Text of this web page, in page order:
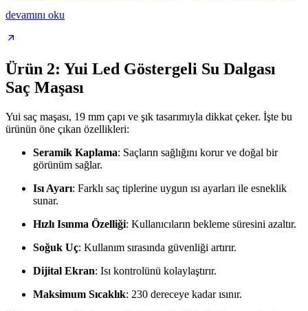
devamını oku
Ürün 2: Yui Led Göstergeli Su Dalgası
Saç Maşası
Yui saç maşası, 19 mm çapı ve şık tasarımıyla dikkat çeker. İşte bu
ürünün öne çıkan özellikleri:
Seramik Kaplama: Saçların sağlığını korur ve doğal bir
görünüm sağlar.
Isı Ayarı: Farklı saç tiplerine uygun ısı ayarları ile esneklik
sunar.
Hızlı Isınma Özelliği: Kullanıcıların bekleme süresini azaltır.
Soğuk Uç: Kullanım sırasında güvenliği artırır.
Dijital Ekran: Isı kontrolünü kolaylaştırır.
Maksimum Sıcaklık: 230 dereceye kadar ısınır.